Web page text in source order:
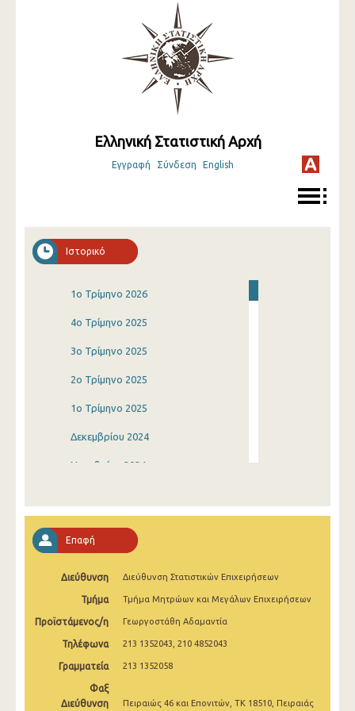
Ελληνική Στατιστική Αρχή
Εγγραφή Σύνδεση English
Ιστορικό
1o Τρίμηνο 2026
4o Τρίμηνο 2025
3o Τρίμηνο 2025
2o Τρίμηνο 2025
1o Τρίμηνο 2025
Δεκεμβρίου 2024
Νοεμβρίου 2024
Αυγούστου 2024
Ιουλίου 2024
Ιουνίου 2024
Μαΐου 2024
Απριλίου 2024
Μαρτίου 2024
Επαφή
Διεύθυνση Διεύθυνση Στατιστικών Επιχειρήσεων
Τμήμα Τμήμα Μητρώων και Μεγάλων Επιχειρήσεων
Προϊστάμενος/η Γεωργοστάθη Αδαμαντία
Τηλέφωνα 213 1352043, 210 4852043
Γραμματεία 213 1352058
Φαξ
Διεύθυνση
Πειραιώς 46 και Επονιτών, ΤΚ 18510, Πειραιάς